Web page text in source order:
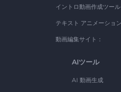
イントロ動画作成ツール
テキスト アニメーショ
動画編集サイト：
AIツール
AI 動画生成